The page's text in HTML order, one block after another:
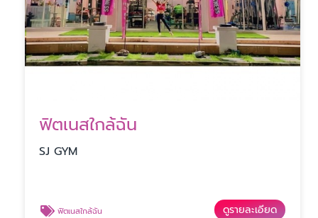
ฟิตเนสใกล้ฉัน
SJ GYM
ฟิตเนสใกล้ฉัน ดูรายละเอียด